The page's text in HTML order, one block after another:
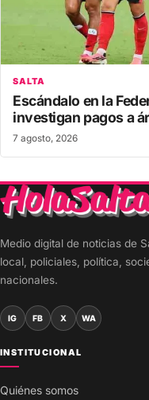
SALTA
Escándalo en la
investigan pagos a
7 agosto, 2026
Medio digital de noticias de
local, policiales, política,
nacionales.
IG FB X WA
INSTITUCIONAL
Quiénes somos